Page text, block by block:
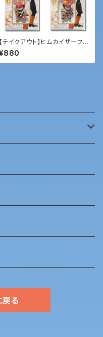
【テイクアウト】ヒムカイザーフィ
ュアストラップ
る